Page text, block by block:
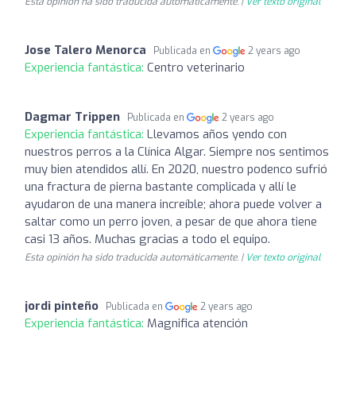
Jose Talero Menorca Publicada en 2 years ago
Experiencia fantástica: Centro veterinario
Dagmar Trippen Publicada en 2 years ago
Experiencia fantástica: Llevamos años yendo con
nuestros perros a la Clínica Algar. Siempre nos sentimos
muy bien atendidos allí. En 2020, nuestro podenco sufrió
una fractura de pierna bastante complicada y allí le
ayudaron de una manera increíble; ahora puede volver a
saltar como un perro joven, a pesar de que ahora tiene
casi 13 años. Muchas gracias a todo el equipo.
Esta opinión ha sido traducida automáticamente. | Ver texto original
jordi pinteño Publicada en 2 years ago
Experiencia fantástica: Magnifica atención